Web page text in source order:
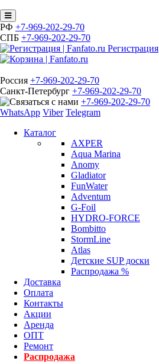
РФ +7-969-202-29-70
СПБ +7-969-202-29-70
Регистрация
Россия +7-969-202-29-70
Санкт-Петербург +7-969-202-29-70
+7-969-202-29-70
WhatsApp Viber Telegram
Каталог
AXPER
Aqua Marina
Anomy
Gladiator
FunWater
Adventum
G-Foil
HYDRO-FORCE
Bombitto
StormLine
Atlas
Детские SUP доски
Распродажа %
Доставка
Оплата
Контакты
Акции
Аренда
ОПТ
Ремонт
Распродажа